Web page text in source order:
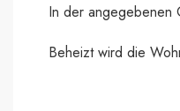
In der angegebenen
Beheizt wird die